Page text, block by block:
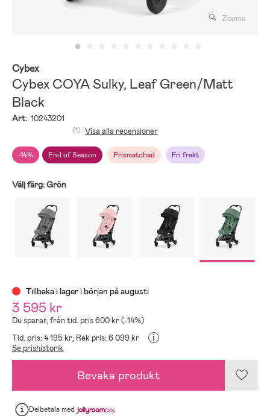
Zooma
Cybex
Cybex COYA Sulky, Leaf Green/Matt
Black
Art: 10243201
-14% End of Season Prismatchad Fri frakt
(1) Visa alla recensioner
Välj färg:Grön
Tillbaka i lager i början på augusti
3 595 kr
Du sparar, från tid. pris 600 kr (-14%)
Tid. pris: 4 195 kr; Rek pris: 6 099 kr i
Se prishistorik
Bevaka produkt
Delbetalamed